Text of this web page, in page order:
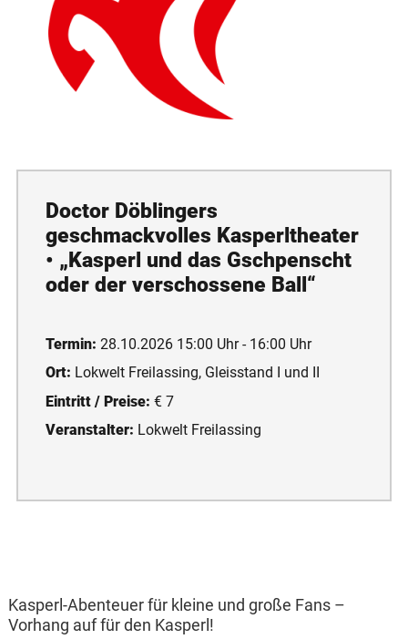
Doctor Döblingers
geschmackvolles Kasperltheater
• „Kasperl und das Gschpenscht
oder der verschossene Ball“
Termin: 28.10.2026 15:00 Uhr - 16:00 Uhr
Ort: Lokwelt Freilassing, Gleisstand I und II
Eintritt / Preise: € 7
Veranstalter: Lokwelt Freilassing
Kasperl-Abenteuer für kleine und große Fans –
Vorhang auf für den Kasperl!